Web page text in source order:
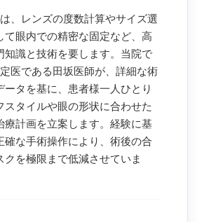
、レンズの度数計算やサイズ選
て眼内での精密な固定など、高
知識と技術を要します。当院で
医である田坂医師が、詳細な術
ータを基に、患者様一人ひとり
スタイルや眼の形状に合わせた
療計画を立案します。経験に基
確な手術操作により、術後の合
クを極限まで低減させていま